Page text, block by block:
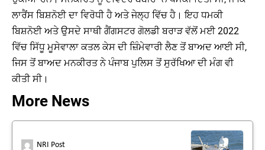
ਲਾਰੈਂਸ ਬਿਸ਼ਨੋਈ ਦਾ ਵਿਰੋਧੀ ਹੈ ਅਤੇ ਜੇਲ੍ਹ ਵਿੱਚ ਹੈ। ਇਹ ਧਮਕੀ
ਬਿਸ਼ਨੋਈ ਅਤੇ ਉਸਦੇ ਸਾਥੀ ਗੈਂਗਸਟਰ ਗੋਲਡੀ ਬਰਾੜ ਵੱਲੋਂ ਮਈ 2022
ਵਿੱਚ ਸਿੱਧੂ ਮੂਸੇਵਾਲਾ ਕਤਲ ਕੇਸ ਦੀ ਜ਼ਿੰਮੇਵਾਰੀ ਲੈਣ ਤੋਂ ਬਾਅਦ ਆਈ ਸੀ,
ਜਿਸ ਤੋਂ ਬਾਅਦ ਮਨਕੀਰਤ ਨੇ ਪੰਜਾਬ ਪੁਲਿਸ ਤੋਂ ਸੁਰੱਖਿਆ ਦੀ ਮੰਗ ਵੀ
ਕੀਤੀ ਸੀ।
More News
NRI Post